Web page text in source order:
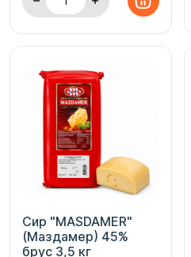
Сир "MASDAMER"
(Маздамер) 45%
брус 3,5 кг